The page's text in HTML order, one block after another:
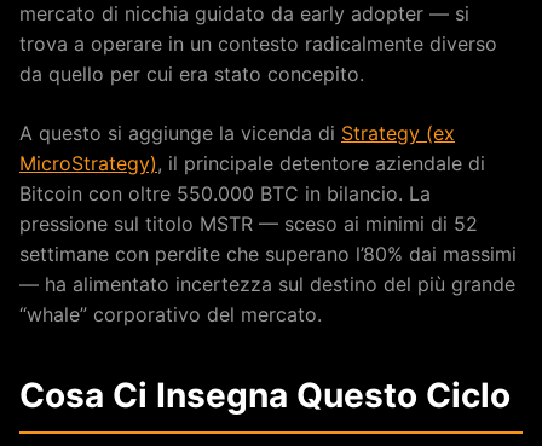
mercato di nicchia guidato da early adopter — si
trova a operare in un contesto radicalmente diverso
da quello per cui era stato concepito.
A questo si aggiunge la vicenda di Strategy (ex
MicroStrategy), il principale detentore aziendale di
Bitcoin con oltre 550.000 BTC in bilancio. La
pressione sul titolo MSTR — sceso ai minimi di 52
settimane con perdite che superano l’80% dai massimi
— ha alimentato incertezza sul destino del più grande
“whale” corporativo del mercato.
Cosa Ci Insegna Questo Ciclo